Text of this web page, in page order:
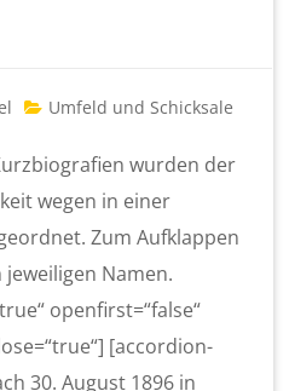
Umfeld und Schicksale
wurden der
wegen in einer
Zum Aufklappen
Namen.
openfirst=“false“
[accordion-
30. August 1896 in